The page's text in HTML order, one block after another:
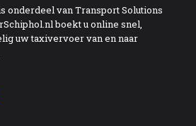
onderdeel van Transport Solutions
boekt u online snel,
uw taxivervoer van en naar